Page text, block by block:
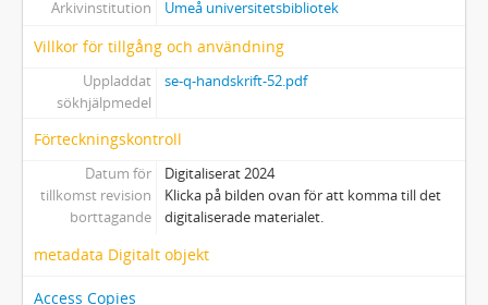
Arkivinstitution
Umeå universitetsbibliotek
Villkor för tillgång och användning
Uppladdat
sökhjälpmedel
se-q-handskrift-52.pdf
Förteckningskontroll
Datum för
tillkomst revision
borttagande
Digitaliserat 2024
Klicka på bilden ovan för att komma till det
digitaliserade materialet.
metadata Digitalt objekt
Access Copies